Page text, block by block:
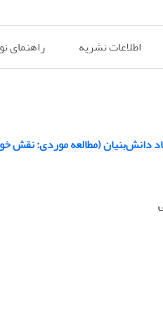
اطلاعات نشریه راهنمای
(مطالعه موردی: نقش